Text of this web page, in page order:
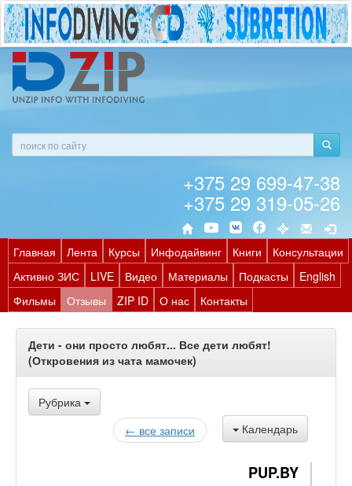
+375 29 699-47-38
+375 29 319-05-26
Главная Лента Курсы Инфодайвинг Книги
Консультации
Активно ЗИС
LIVE Видео Материалы Подкасты
English
Фильмы
Отзывы ZIP ID О нас Контакты
Дети - они просто любят... Все дети любят!
(Откровения из чата мамочек)
Рубрика
Календарь
← все записи
PUP.BY